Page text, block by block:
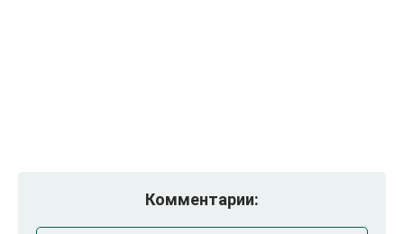
Комментарии: